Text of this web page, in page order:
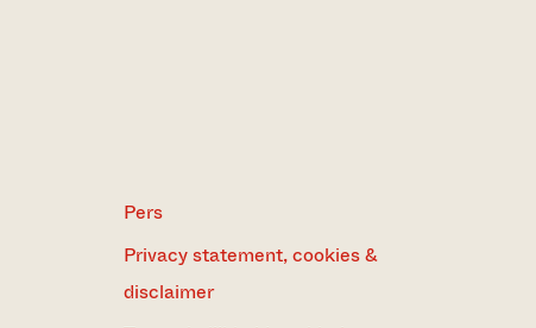
Pers
Privacy statement, cookies &
disclaimer